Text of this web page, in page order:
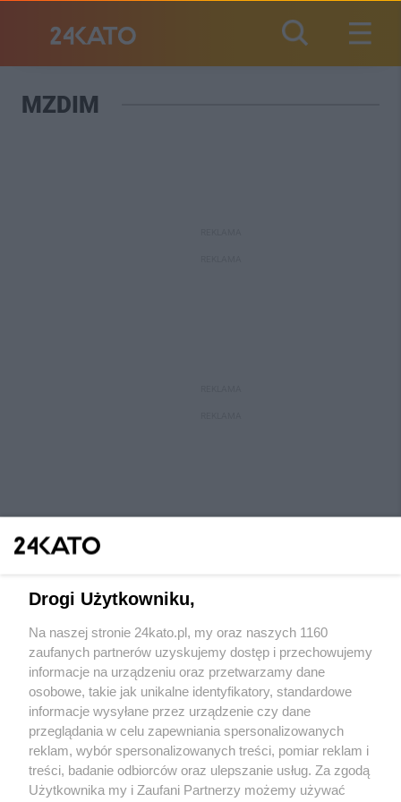
MZDIM
Wydawca mediów lokalnych
Nie zapomnij
zapoznać się z:
polityką prywatności regulamin korzystania z portali
Twojemiasto Skontaktuj sięz nami
Drogi Użytkowniku,
Na naszej stronie 24kato.pl, my oraz naszych 1160
zaufanych partnerów uzyskujemy dostęp i przechowujemy
informacje na urządzeniu oraz przetwarzamy dane
osobowe, takie jak unikalne identyfikatory, standardowe
informacje wysyłane przez urządzenie czy dane
przeglądania w celu zapewniania spersonalizowanych
reklam, wybór spersonalizowanych treści, pomiar reklam i
treści, badanie odbiorców oraz ulepszanie usług. Za zgodą
Użytkownika my i Zaufani Partnerzy możemy używać